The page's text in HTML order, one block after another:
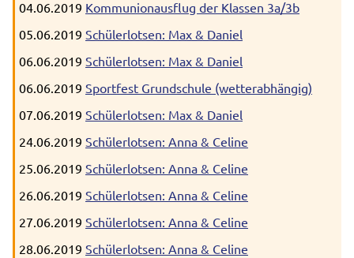
04.06.2019 Kommunionausflug der Klassen 3a/3b
05.06.2019 Schülerlotsen: Max & Daniel
06.06.2019 Schülerlotsen: Max & Daniel
06.06.2019 Sportfest Grundschule (wetterabhängig)
07.06.2019 Schülerlotsen: Max & Daniel
24.06.2019 Schülerlotsen: Anna & Celine
25.06.2019 Schülerlotsen: Anna & Celine
26.06.2019 Schülerlotsen: Anna & Celine
27.06.2019 Schülerlotsen: Anna & Celine
28.06.2019 Schülerlotsen: Anna & Celine